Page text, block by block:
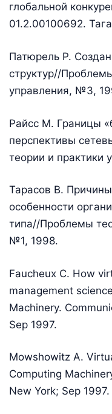
глобальной
01.2.00100692.
Патюрель Р.
структур//
управления, №3,
Райсс М. Границы
перспективы
теории и практики
Тарасов В.
особенности
типа//Проблемы
№1, 1998.
Faucheux C. How
management
Machinery.
Sep 1997.
Mowshowitz A.
Computing
New York; Sep 1997.